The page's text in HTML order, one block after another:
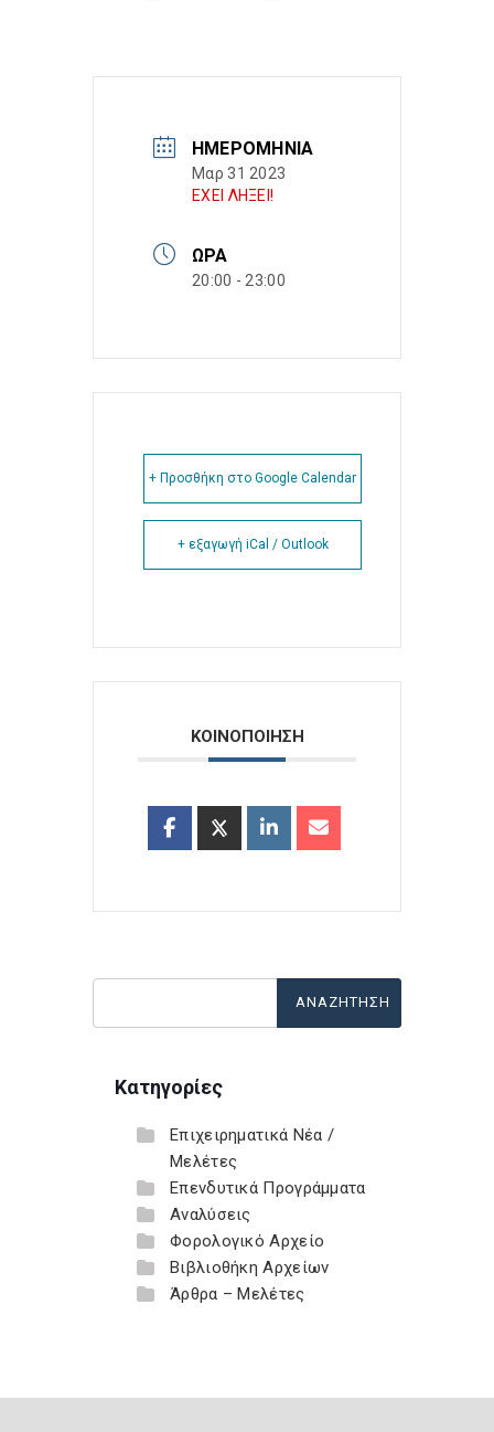
ΗΜΕΡΟΜΗΝΊΑ
Μαρ 31 2023
ΕΧΕΙ ΛΗΞΕΙ!
ΏΡΑ
20:00 - 23:00
+ Προσθήκη στο Google Calendar
+ εξαγωγή iCal / Outlook
ΚΟΙΝΟΠΟΙΗΣΗ
Κατηγορίες
Επιχειρηματικά Νέα /
Μελέτες
Επενδυτικά Προγράμματα
Αναλύσεις
Φορολογικό Αρχείο
Βιβλιοθήκη Αρχείων
Άρθρα – Μελέτες